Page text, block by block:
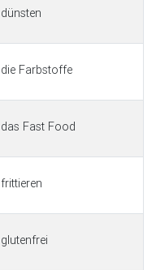
dünsten
die Farbstoffe
das Fast Food
frittieren
glutenfrei